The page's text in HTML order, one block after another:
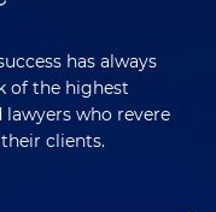
has always
of the highest
who revere
clients.